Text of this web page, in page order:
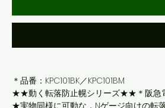
＊品番：KPC101BK／KPC101BM
★★動く転落防止幌シリーズ★★＊阪急
★実物同様に可動な，Nゲージ向けの転